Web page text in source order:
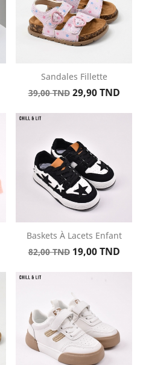
Sandales Fillette
Prix
base
39,00 TND Prix
29,90 TND
Baskets À Lacets Enfant
Prix
base
82,00 TND Prix
19,00 TND